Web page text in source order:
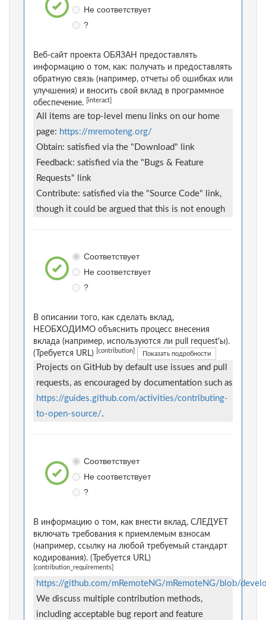
Не соответствует
?
Веб-сайт проекта ОБЯЗАН предоставлять
информацию о том, как: получать и предоставлять
обратную связь (например, отчеты об ошибках или
улучшения) и вносить свой вклад в программное
обеспечение.
[interact]
All items are top-level menu links on our home
page: https://mremoteng.org/
Obtain: satisfied via the "Download" link
Feedback: satisfied via the "Bugs & Feature
Requests" link
Contribute: satisfied via the "Source Code" link,
though it could be argued that this is not enough
Соответствует
Не соответствует
?
В описании того, как сделать вклад,
НЕОБХОДИМО объяснить процесс внесения
вклада (например, используются ли pull request'ы).
(Требуется URL)
[contribution] Показать подробности
Projects on GitHub by default use issues and pull
requests, as encouraged by documentation such as
https://guides.github.com/activities/contributing-
to-open-source/.
Соответствует
Не соответствует
?
В информацию о том, как внести вклад, СЛЕДУЕТ
включать требования к приемлемым взносам
(например, ссылку на любой требуемый стандарт
кодирования). (Требуется URL)
[contribution_requirements]
https://github.com/mRemoteNG/mRemoteNG/blob/
We discuss multiple contribution methods,
including acceptable bug report and feature